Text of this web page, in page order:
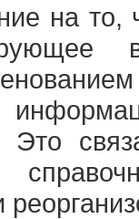
на то,
Это